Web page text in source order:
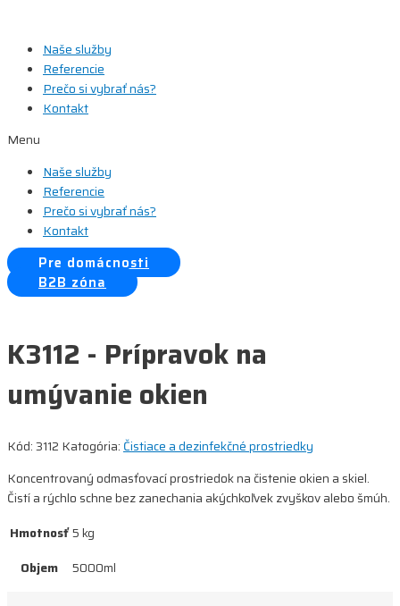
obsah Naše služby
Referencie
Prečo si vybrať nás?
Kontakt
Menu
Naše služby
Referencie
Prečo si vybrať nás?
Kontakt
Pre domácnosti
B2B zóna
K3112 - Prípravok na
umývanie okien
Kód:3112 Katogória:Čistiace a dezinfekčné prostriedky
Koncentrovaný odmasťovací prostriedok na čistenie okien a skiel.
Čistí a rýchlo schne bez zanechania akýchkoľvek zvyškov alebo šmúh.
Hmotnosť5 kg
Objem
5000ml